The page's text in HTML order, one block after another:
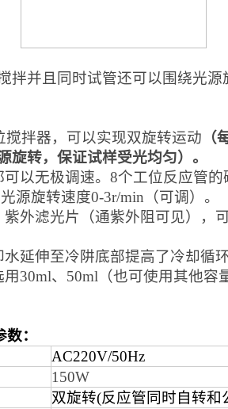
拌并且同时试管还可以围绕光源
搅拌器，可以实现双旋转运动 （
旋转，保证试样受光均匀）。
以无极调速。8个工位反应管的
源旋转速度0-3r/min（可调）。
外滤光片（通紫外阻可见），
延伸至冷阱底部提高了冷却循环
30ml、50ml（也可使用其他容
：
AC220V/50Hz
150W
双旋转(反应管同时自转和